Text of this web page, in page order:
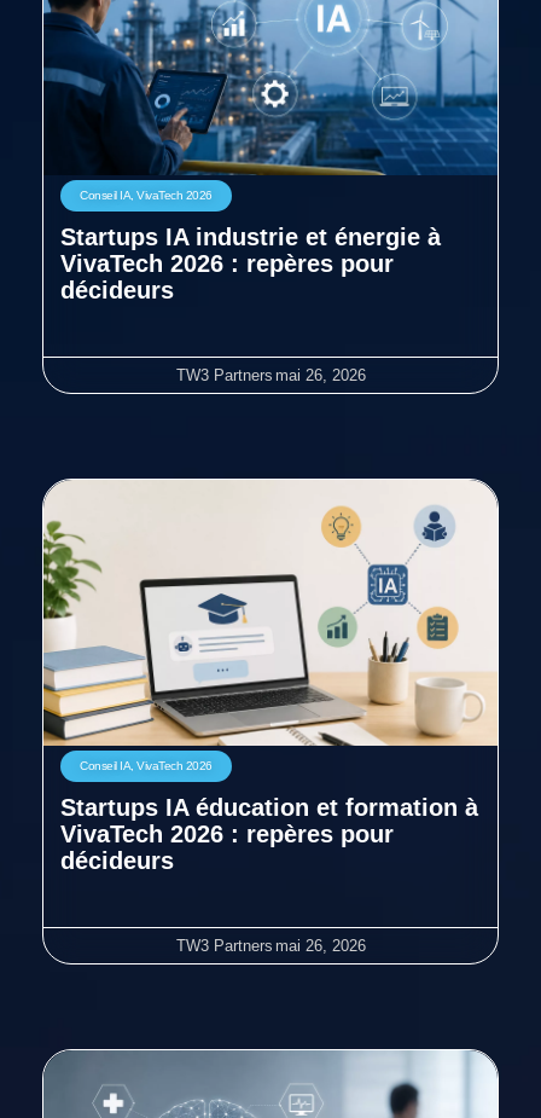
Conseil IA, VivaTech 2026
Startups IA industrie et énergie à
VivaTech 2026 : repères pour
décideurs
TW3 Partners mai 26, 2026
Conseil IA, VivaTech 2026
Startups IA éducation et formation à
VivaTech 2026 : repères pour
décideurs
TW3 Partners mai 26, 2026